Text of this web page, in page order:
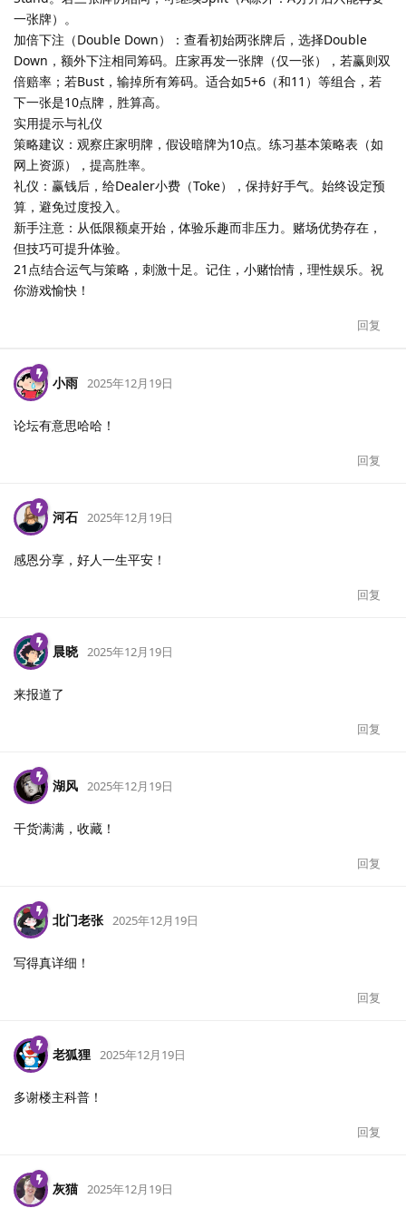
一张牌）。
加倍下注（Double Down）：查看初始两张牌后，选择Double
Down，额外下注相同筹码。庄家再发一张牌（仅一张），若赢则双
倍赔率；若Bust，输掉所有筹码。适合如5+6（和11）等组合，若
下一张是10点牌，胜算高。
实用提示与礼仪
策略建议：观察庄家明牌，假设暗牌为10点。练习基本策略表（如
网上资源），提高胜率。
礼仪：赢钱后，给Dealer小费（Toke），保持好手气。始终设定预
算，避免过度投入。
新手注意：从低限额桌开始，体验乐趣而非压力。赌场优势存在，
但技巧可提升体验。
21点结合运气与策略，刺激十足。记住，小赌怡情，理性娱乐。祝
你游戏愉快！
回复
小雨 2025年12月19日
论坛有意思哈哈！
回复
河石 2025年12月19日
感恩分享，好人一生平安！
回复
晨晓 2025年12月19日
来报道了
回复
湖风 2025年12月19日
干货满满，收藏！
回复
北门老张 2025年12月19日
写得真详细！
回复
老狐狸 2025年12月19日
多谢楼主科普！
回复
灰猫 2025年12月19日